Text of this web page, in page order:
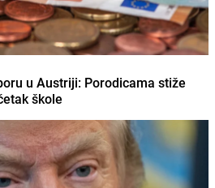
u Austriji: Porodicama stiže
škole